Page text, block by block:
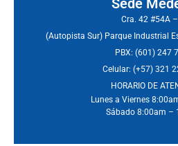
Cra. 42 #54A
(Autopista Sur) Parque Industrial
PBX: (601) 247
Celular: (+57) 321
HORARIO DE
Lunes a Viernes
Sábado 8:00am –